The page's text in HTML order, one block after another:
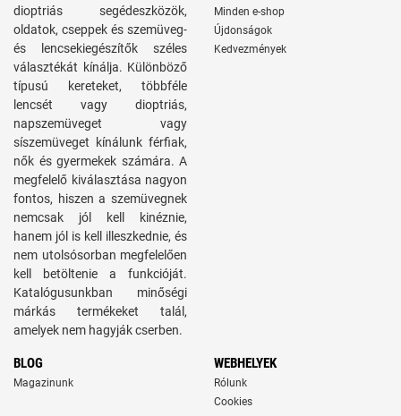
dioptriás segédeszközök,
oldatok, cseppek és szemüveg-
és lencsekiegészítők széles
választékát kínálja. Különböző
típusú kereteket, többféle
lencsét vagy dioptriás,
napszemüveget vagy
síszemüveget kínálunk férfiak,
nők és gyermekek számára. A
megfelelő kiválasztása nagyon
fontos, hiszen a szemüvegnek
nemcsak jól kell kinéznie,
hanem jól is kell illeszkednie, és
nem utolsósorban megfelelően
kell betöltenie a funkcióját.
Katalógusunkban minőségi
márkás termékeket talál,
amelyek nem hagyják cserben.
Minden e-shop
Újdonságok
Kedvezmények
BLOG
Magazinunk
WEBHELYEK
Rólunk
Cookies